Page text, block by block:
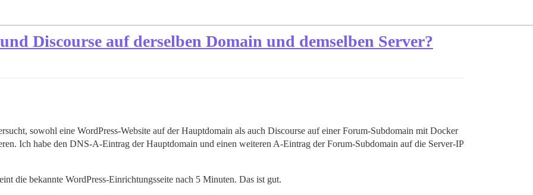
Discourse auf derselben Domain und demselben Server?
sowohl eine WordPress-Website auf der Hauptdomain als auch Discourse auf einer Forum-Subdomain mit Docker
Ich habe den DNS-A-Eintrag der Hauptdomain und einen weiteren A-Eintrag der Forum-Subdomain auf die Server-IP
die bekannte WordPress-Einrichtungsseite nach 5 Minuten. Das ist gut.